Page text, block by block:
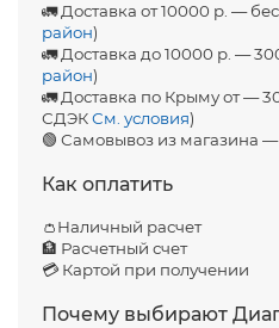
🚛 Доставка от 10000 р. —
район)
🚛 Доставка до 10000 р. —
район)
🚛 Доставка по Крыму от —
СДЭКСм. условия)
🟢 Самовывоз из магазина
Как оплатить
👛Наличный расчет
🏦 Расчетный счет
💳 Картой при получении
Почему выбирают